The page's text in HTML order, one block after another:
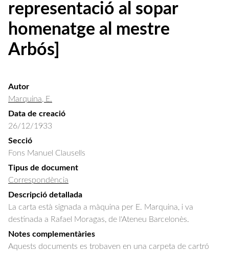
representació al sopar
homenatge al mestre
Arbós]
Autor
Marquina, E.
Data de creació
26/12/1933
Secció
Fons Manuel Clausells
Tipus de document
Correspondència
Descripció detallada
La carta està signada a màquina per E. Marquina, i va
destinada a Rafael Moragas, de l'Ateneu Barcelonès.
Notes complementàries
Aquests documents es trobaven en una carpeta de cartró